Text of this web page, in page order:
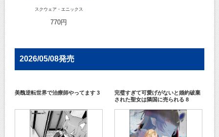
スクウェア・エニックス
770円
2026/05/08発売
美醜逆転世界で治療師やってます 3
完璧すぎて可愛げがないと婚約破棄
された聖女は隣国に売られる 8